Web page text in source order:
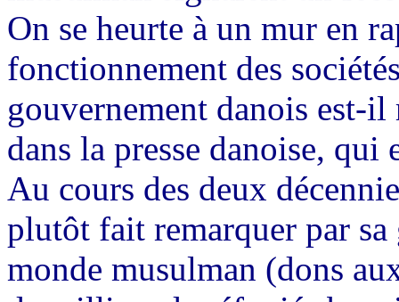
On se heurte à un mur en
fonctionnement des
gouvernement danois est-
dans la presse danoise, qui
Au cours des deux
plutôt fait remarquer par sa
monde musulman (dons